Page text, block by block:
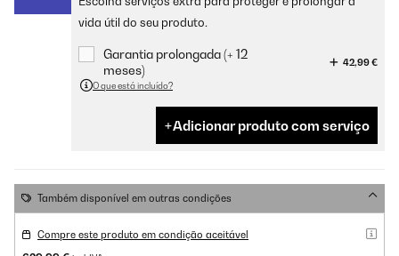
vida útil do seu produto.
Garantia prolongada (+ 12
meses)
42,99 €
O que está incluído?
Adicionar produto com serviço
Também disponível em outras condições
Compre este produto em condição aceitável